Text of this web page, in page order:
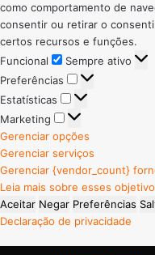
como comportamento de
consentir ou retirar o
certos recursos e funções.
Funcional
Funcional
Sempre ativo
Preferências
Preferências
Estatísticas
Estatísticas
Marketing
Marketing
Gerenciar opções
Gerenciar serviços
Gerenciar {vendor_count}
Leia mais sobre esses
Aceitar Negar Preferências
Declaração de privacidade